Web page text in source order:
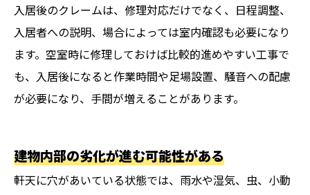
入居後のクレームは、修理対応だけでなく、日程調整、
入居者への説明、場合によっては室内確認も必要になり
ます。空室時に修理しておけば比較的進めやすい工事で
も、入居後になると作業時間や足場設置、騒音への配慮
が必要になり、手間が増えることがあります。
建物内部の劣化が進む可能性がある
軒天に穴があいている状態では、雨水や湿気、虫、小動